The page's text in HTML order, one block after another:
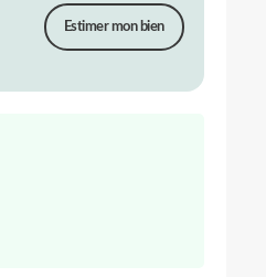
Estimer mon bien